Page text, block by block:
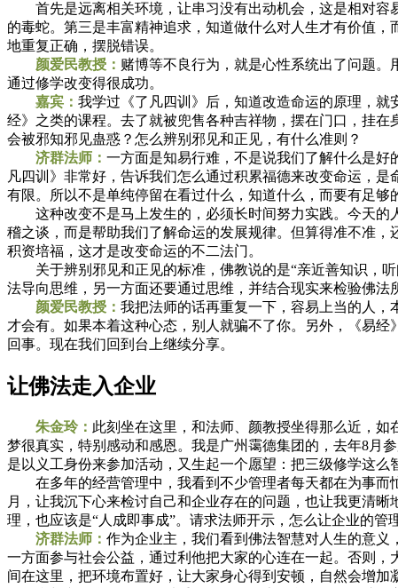
首先是远离相关环境，让串习没有出动机会，这是相对容
的毒蛇。第三是丰富精神追求，知道做什么对人生才有价值
地重复正确，摆脱错误。
颜爱民教授： 赌博等不良行为，就是心性系统出了问题。
通过修学改变得很成功。
嘉宾 ： 我学过《了凡四训》后，知道改造命运的原理，
经》之类的课程。去了就被兜售各种吉祥物，摆在门口，挂
会被邪知邪见蛊惑？怎么辨别邪见和正见，有什么准则？
济群法师： 一方面是知易行难，不是说我们了解什么是
凡四训》非常好，告诉我们怎么通过积累福德来改变命运，
有限。所以不是单纯停留在看过什么，知道什么，而要有足够
这种改变不是马上发生的，必须长时间努力实践。今天的
稽之谈，而是帮助我们了解命运的发展规律。但算得准不准
积资培福，这才是改变命运的不二法门。
关于辨别邪见和正见的标准，佛教说的是“亲近善知识，听
法导向思维，另一方面还要通过思维，并结合现实来检验佛
颜爱民教授： 我把法师的话再重复一下，容易上当的人
才会有。如果本着这种心态，别人就骗不了你。另外，《易
回事。现在我们回到台上继续分享。
让佛法走入企业
朱金玲： 此刻坐在这里，和法师、颜教授坐得那么近，
梦很真实，特别感动和感恩。我是广州霭德集团的，去年8
是以义工身份来参加活动，又生起一个愿望：把三级修学这么
在多年的经营管理中，我看到不少管理者每天都在为事而
月，让我沉下心来检讨自己和企业存在的问题，也让我更清
理，也应该是“人成即事成”。请求法师开示，怎么让企业的管
济群法师： 作为企业主，我们看到佛法智慧对人生的意义
一方面参与社会公益，通过利他把大家的心连在一起。否则
间在这里，把环境布置好，让大家身心得到安顿，自然会增